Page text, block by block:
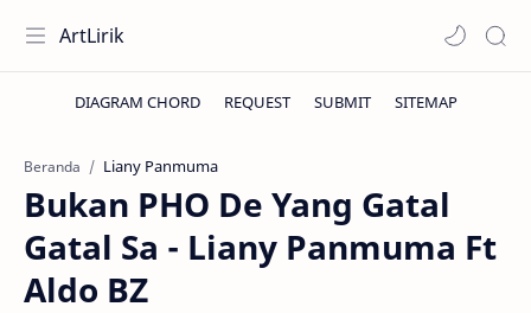
ArtLirik
Beranda Liany Panmuma
Bukan PHO De Yang Gatal
Gatal Sa - Liany Panmuma Ft
Aldo BZ